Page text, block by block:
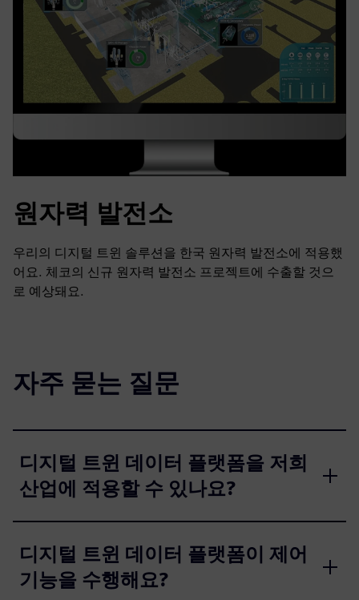
원자력 발전소
우리의 디지털 트윈 솔루션을 한국 원자력 발전소에 적용했
어요. 체코의 신규 원자력 발전소 프로젝트에 수출할 것으
로 예상돼요.
자주 묻는 질문
디지털 트윈 데이터 플랫폼을 저희
산업에 적용할 수 있나요?
디지털 트윈 데이터 플랫폼이 제어
기능을 수행해요?